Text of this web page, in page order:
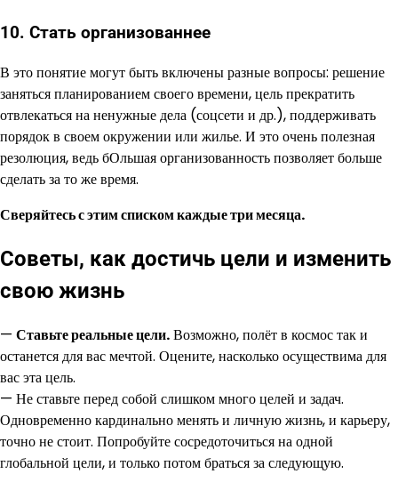
10. Стать организованнее
В это понятие могут быть включены разные вопросы: решение
заняться планированием своего времени, цель прекратить
отвлекаться на ненужные дела (соцсети и др.), поддерживать
порядок в своем окружении или жилье. И это очень полезная
резолюция, ведь бОльшая организованность позволяет больше
сделать за то же время.
Сверяйтесь с этим списком каждые три месяца.
Советы, как достичь цели и изменить
свою жизнь
— Ставьте реальные цели.Возможно, полёт в космос так и
останется для вас мечтой. Оцените, насколько осуществима для
вас эта цель.
— Не ставьте перед собой слишком много целей и задач.
Одновременно кардинально менять и личную жизнь, и карьеру,
точно не стоит. Попробуйте сосредоточиться на одной
глобальной цели, и только потом браться за следующую.